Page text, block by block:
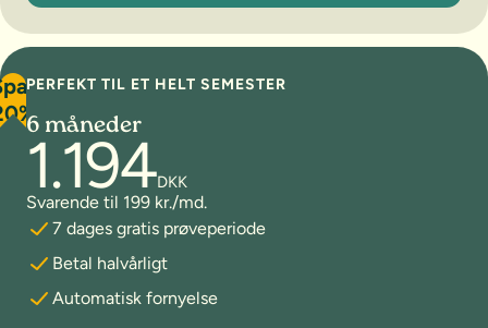
PERFEKT TIL ET HELT SEMESTER
6 måneder
1.194DKK
Svarende til 199 kr./md.
7 dages gratis prøveperiode
Betal halvårligt
Automatisk fornyelse